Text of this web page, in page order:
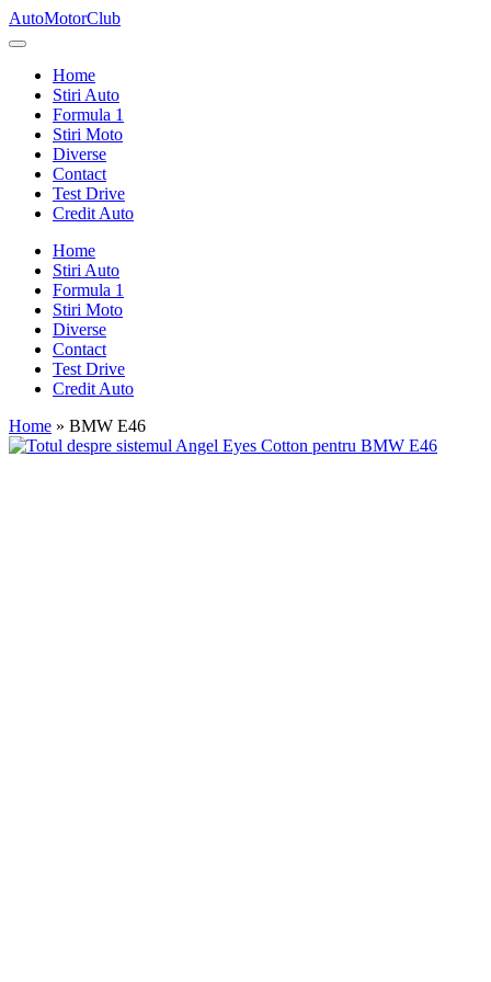
Skip
to
AutoMotorClub
Totul
masini
pasionatii
masini
Home
Stiri Auto
Formula 1
Stiri Moto
Diverse
Contact
Test Drive
Credit Auto
Home
Stiri Auto
Formula 1
Stiri Moto
Diverse
Contact
Test Drive
Credit Auto
Home » BMW E46